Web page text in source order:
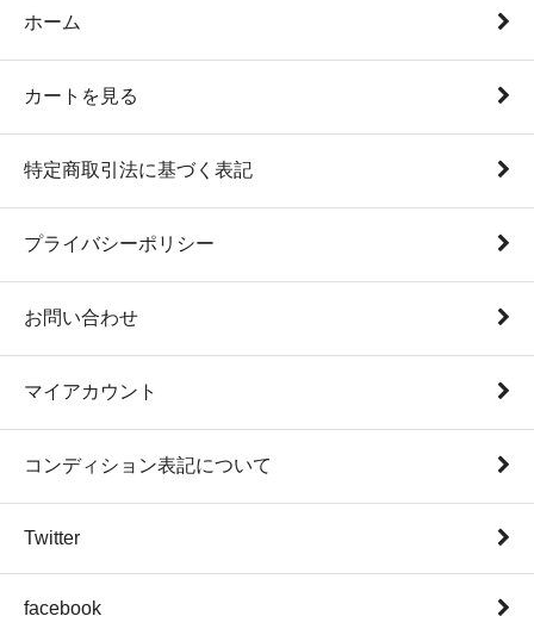
ホーム
カートを見る
特定商取引法に基づく表記
プライバシーポリシー
お問い合わせ
マイアカウント
コンディション表記について
Twitter
facebook